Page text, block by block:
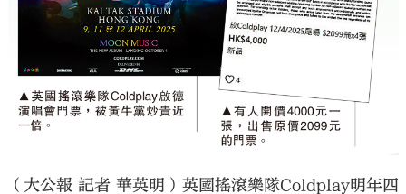
（大公報 記者 華英明）英國搖滾樂隊Coldplay明年四